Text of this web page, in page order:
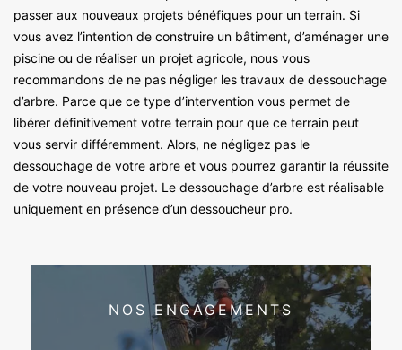
passer aux nouveaux projets bénéfiques pour un terrain. Si
vous avez l’intention de construire un bâtiment, d’aménager une
piscine ou de réaliser un projet agricole, nous vous
recommandons de ne pas négliger les travaux de dessouchage
d’arbre. Parce que ce type d’intervention vous permet de
libérer définitivement votre terrain pour que ce terrain peut
vous servir différemment. Alors, ne négligez pas le
dessouchage de votre arbre et vous pourrez garantir la réussite
de votre nouveau projet. Le dessouchage d’arbre est réalisable
uniquement en présence d’un dessoucheur pro.
NOS ENGAGEMENTS